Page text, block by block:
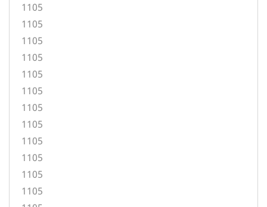
1105
1105
1105
1105
1105
1105
1105
1105
1105
1105
1105
1105